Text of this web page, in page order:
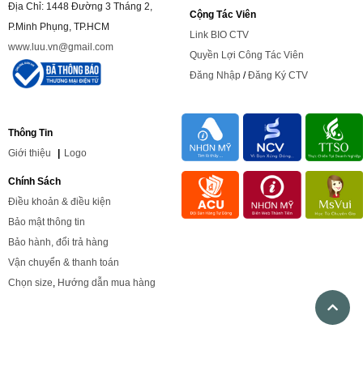
Địa Chỉ: 1448 Đường 3 Tháng 2,
P.Minh Phụng, TP.HCM
www.luu.vn@gmail.com
Cộng Tác Viên
Link BIO CTV
Quyền Lợi Công Tác Viên
Đăng Nhập /Đăng Ký CTV
Thông Tin
Giới thiệu Logo
Chính Sách
Điều khoản & điều kiện
Bảo mật thông tin
Bảo hành, đổi trả hàng
Vận chuyển & thanh toán
Chọn size, Hướng dẫn mua hàng